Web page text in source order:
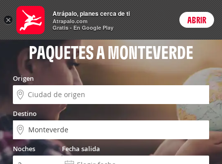
Vuelo+Hotel Login
PAQUETES A MONTEVERDE
Origen
Destino
Noches Fecha salida
×
Atrápalo, planes cerca de ti
Atrapalo.com
Gratis - En Google Play
ABRIR